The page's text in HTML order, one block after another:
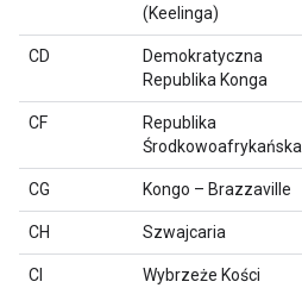
(Keelinga)
CD
Demokratyczna
Republika Konga
CF
Republika
Środkowoafrykańska
CG Kongo – Brazzaville
CH Szwajcaria
CI
Wybrzeże Kości